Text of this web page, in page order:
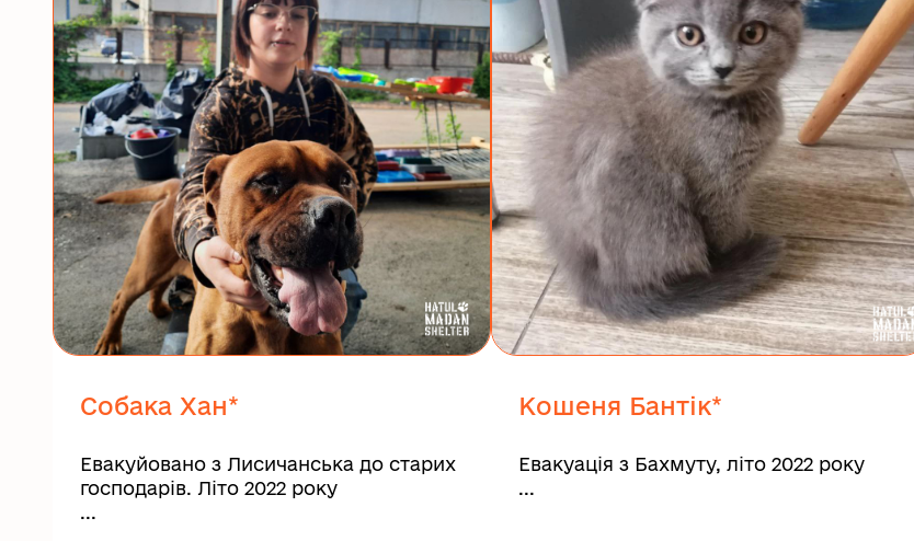
Собака Хан*
Евакуйовано з Лисичанська до старих
господарів. Літо 2022 року
...
Кошеня Бантік*
Евакуація з Бахмуту, літо 2022 року
...